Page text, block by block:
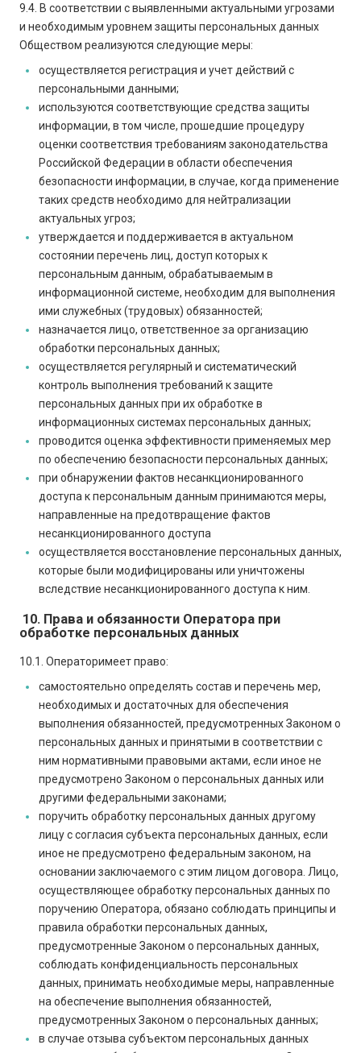
9.4. В соответствии с выявленными актуальными угрозами
и необходимым уровнем защиты персональных данных
Обществом реализуются следующие меры:
осуществляется регистрация и учет действий с
персональными данными;
используются соответствующие средства защиты
информации, в том числе, прошедшие процедуру
оценки соответствия требованиям законодательства
Российской Федерации в области обеспечения
безопасности информации, в случае, когда применение
таких средств необходимо для нейтрализации
актуальных угроз;
утверждается и поддерживается в актуальном
состоянии перечень лиц, доступ которых к
персональным данным, обрабатываемым в
информационной системе, необходим для выполнения
ими служебных (трудовых) обязанностей;
назначается лицо, ответственное за организацию
обработки персональных данных;
осуществляется регулярный и систематический
контроль выполнения требований к защите
персональных данных при их обработке в
информационных системах персональных данных;
проводится оценка эффективности применяемых мер
по обеспечению безопасности персональных данных;
при обнаружении фактов несанкционированного
доступа к персональным данным принимаются меры,
направленные на предотвращение фактов
несанкционированного доступа
осуществляется восстановление персональных данных,
которые были модифицированы или уничтожены
вследствие несанкционированного доступа к ним.
10. Права и обязанности Оператора при
обработке персональных данных
10.1. Операторимеет право:
самостоятельно определять состав и перечень мер,
необходимых и достаточных для обеспечения
выполнения обязанностей, предусмотренных Законом о
персональных данных и принятыми в соответствии с
ним нормативными правовыми актами, если иное не
предусмотрено Законом о персональных данных или
другими федеральными законами;
поручить обработку персональных данных другому
лицу с согласия субъекта персональных данных, если
иное не предусмотрено федеральным законом, на
основании заключаемого с этим лицом договора. Лицо,
осуществляющее обработку персональных данных по
поручению Оператора, обязано соблюдать принципы и
правила обработки персональных данных,
предусмотренные Законом о персональных данных,
соблюдать конфиденциальность персональных
данных, принимать необходимые меры, направленные
на обеспечение выполнения обязанностей,
предусмотренных Законом о персональных данных;
в случае отзыва субъектом персональных данных